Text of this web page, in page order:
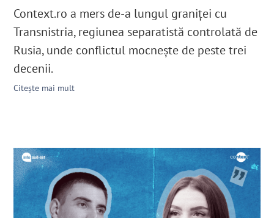
Context.ro a mers de-a lungul graniței cu
Transnistria, regiunea separatistă controlată de
Rusia, unde conflictul mocnește de peste trei
decenii.
Citește mai mult